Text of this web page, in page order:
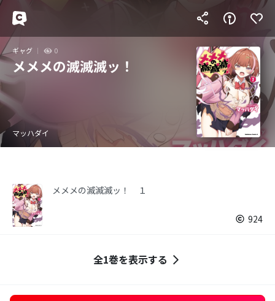
ギャグ 0
メメメの滅滅滅ッ！
マッハダイ
メメメの滅滅滅ッ！ １
924
全1巻を表示する